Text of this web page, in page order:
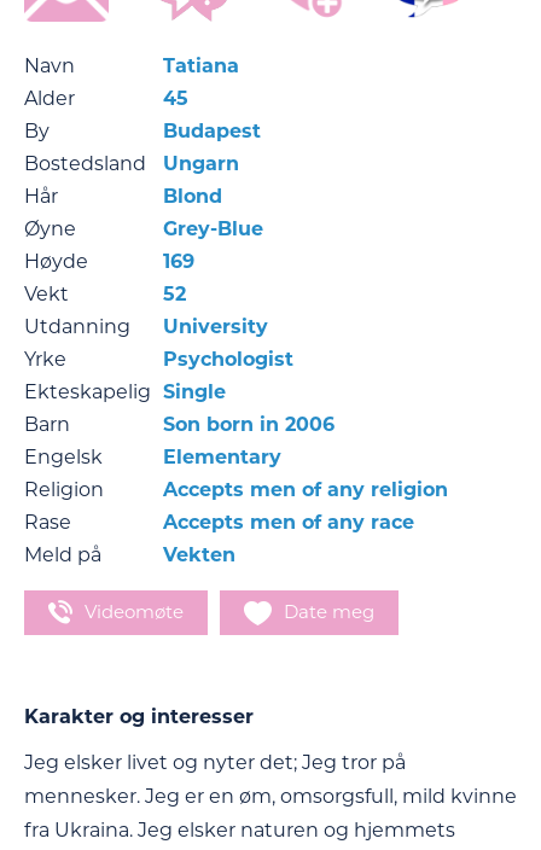
Navn
Tatiana
Alder
45
By
Budapest
Bostedsland
Ungarn
Hår
Blond
Øyne
Grey-Blue
Høyde
169
Vekt
52
Utdanning
University
Yrke
Psychologist
Ekteskapelig Single
Barn
Son born in 2006
Engelsk
Elementary
Religion
Accepts men of any religion
Rase
Accepts men of any race
Meld på
Vekten
Videomøte Date meg
Karakter og interesser
Jeg elsker livet og nyter det; Jeg tror på
mennesker. Jeg er en øm, omsorgsfull, mild kvinne
fra Ukraina. Jeg elsker naturen og hjemmets